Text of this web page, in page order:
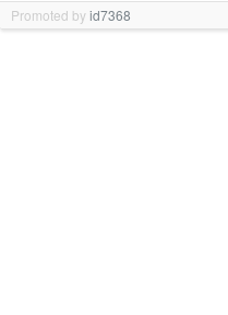
Promoted byid7368